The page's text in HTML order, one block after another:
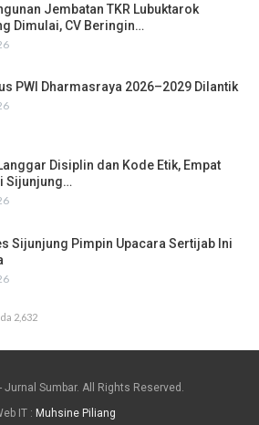
Jembatan TKR Lubuktarok
Dimulai, CV Beringin…
PWI Dharmasraya 2026–2029 Dilantik
Disiplin dan Kode Etik, Empat
Sijunjung…
Sijunjung Pimpin Upacara Sertijab Ini
2,632
Jurnal Sumbar. All Rights Reserved.
IT : Muhsine Piliang